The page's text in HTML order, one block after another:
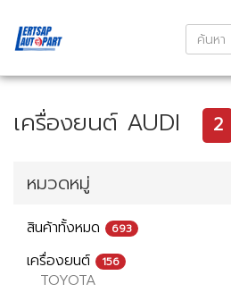
เครื่องยนต์ AUDI 2
หมวดหมู่
สินค้าทั้งหมด 693
เครื่องยนต์ 156
TOYOTA